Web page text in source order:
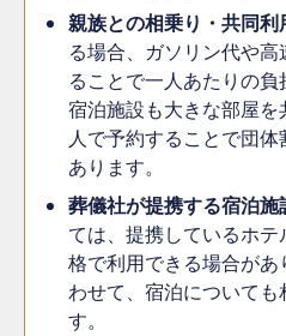
親族との相乗り・共同利
る場合、ガソリン代や
ることで一人あたりの負
宿泊施設も大きな部屋
人で予約することで団
あります。
葬儀社が提携する宿泊施
ては、提携しているホ
格で利用できる場合が
わせて、宿泊について
す。